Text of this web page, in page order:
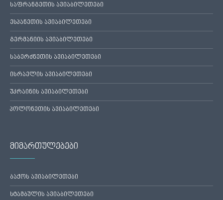
საფრანგეთის ავიაბილეთები
ესპანეთის ავიაბილეთები
გერმანიის ავიაბილეთები
საბერძნეთის ავიაბილეთები
ისრაელის ავიაბილეთები
უკრაინის ავიაბილეთები
პოლონეთის ავიაბილეთები
მიმართულებები
ბაქოს ავიაბილეთები
სტამბულის ავიაბილეთები